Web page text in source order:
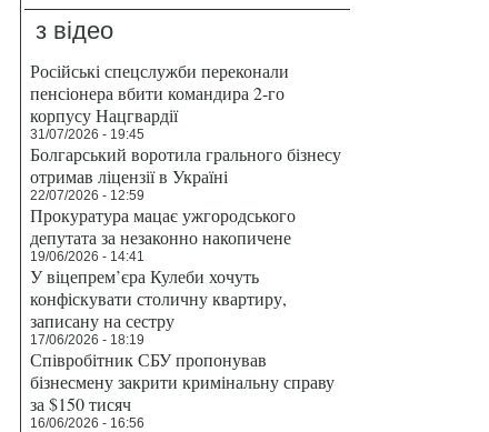
з відео
Російські спецслужби переконали
пенсіонера вбити командира 2-го
корпусу Нацгвардії
31/07/2026 - 19:45
Болгарський воротила грального бізнесу
отримав ліцензії в Україні
22/07/2026 - 12:59
Прокуратура мацає ужгородського
депутата за незаконно накопичене
19/06/2026 - 14:41
У віцепрем’єра Кулеби хочуть
конфіскувати столичну квартиру,
записану на сестру
17/06/2026 - 18:19
Співробітник СБУ пропонував
бізнесмену закрити кримінальну справу
за $150 тисяч
16/06/2026 - 16:56